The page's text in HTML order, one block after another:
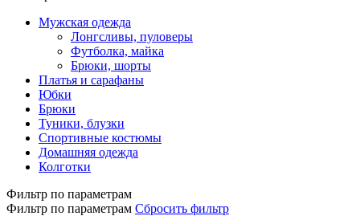
Мужская одежда
Лонгсливы, пуловеры
Футболка, майка
Брюки, шорты
Платья и сарафаны
Юбки
Брюки
Туники, блузки
Спортивные костюмы
Домашняя одежда
Колготки
Фильтр по параметрам
Фильтр по параметрам Сбросить фильтр